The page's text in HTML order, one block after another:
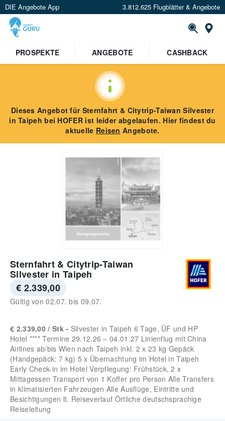
DIE Angebote App 3.812.625 Flugblätter & Angebote
PROSPEKTE
ANGEBOTE CASHBACK
Dieses Angebot für Sternfahrt & Citytrip-Taiwan Silvester
in Taipeh bei HOFER ist leider abgelaufen. Hier findest du
aktuelle Reisen Angebote.
Sternfahrt & Citytrip-Taiwan
Silvester in Taipeh
€ 2.339,00
Gültig von02.07. bis 09.07.
€ 2.339,00 / Stk - Silvester in Taipeh 6 Tage, ÜF und HP
Hotel **** Termine 29.12.26 – 04.01.27 Linienflug mit China
Airlines ab/bis Wien nach Taipeh inkl. 2 x 23 kg Gepäck
(Handgepäck: 7 kg) 5 x Übernachtung im Hotel in Taipeh
Early Check-in im Hotel Verpflegung: Frühstück, 2 x
Mittagessen Transport von 1 Koffer pro Person Alle Transfers
in klimatisierten Fahrzeugen Alle Ausflüge, Eintritte und
Besichtigungen lt. Reiseverlauf Örtliche deutschsprachige
Reiseleitung